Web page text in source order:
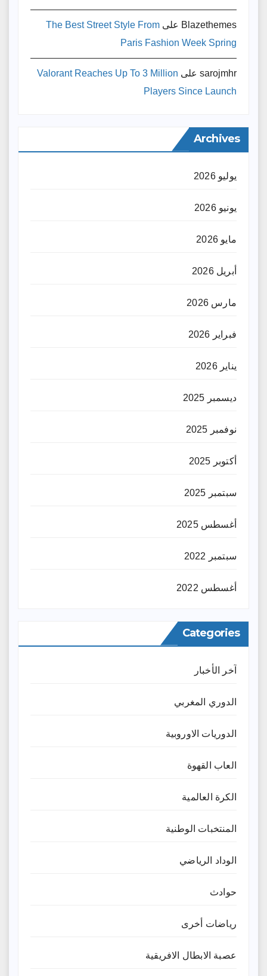
Blazethemes على The Best Street Style From
Paris Fashion Week Spring
sarojmhr على Valorant Reaches Up To 3 Million
Players Since Launch
Archives
يوليو 2026
يونيو 2026
مايو 2026
أبريل 2026
مارس 2026
فبراير 2026
يناير 2026
ديسمبر 2025
نوفمبر 2025
أكتوبر 2025
سبتمبر 2025
أغسطس 2025
سبتمبر 2022
أغسطس 2022
Categories
آخر الأخبار
الدوري المغربي
الدوريات الاوروبية
العاب القهوة
الكرة العالمية
المنتخبات الوطنية
الوداد الرياضي
حوادث
رياضات أخرى
عصبة الابطال الافريقية